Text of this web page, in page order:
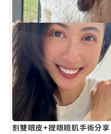
割雙眼皮+提眼瞼肌手術分享